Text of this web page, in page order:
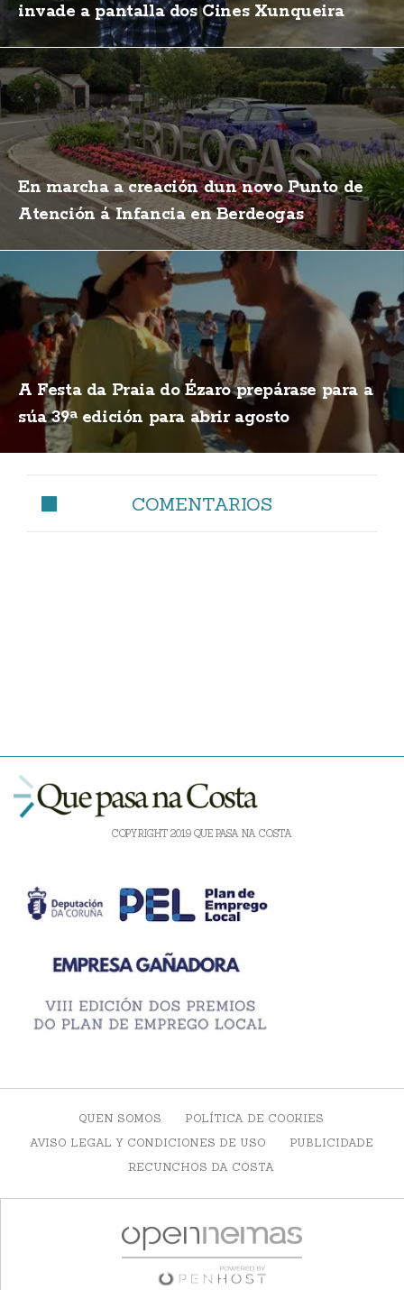
invade a pantalla dos Cines Xunqueira
En marcha a creación dun novo Punto de
Atención á Infancia en Berdeogas
A Festa da Praia do Ézaro prepárase para a
súa 39ª edición para abrir agosto
COMENTARIOS
COPYRIGHT 2019 QUE PASA NA COSTA
QUEN SOMOS
POLÍTICA DE COOKIES
AVISO LEGAL Y CONDICIONES DE USO
PUBLICIDADE
RECUNCHOS DA COSTA